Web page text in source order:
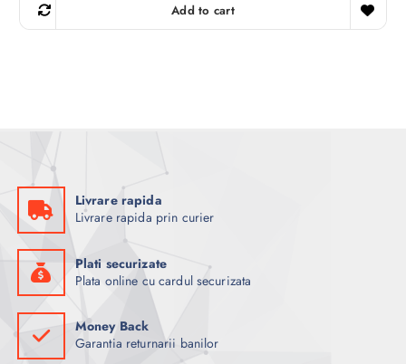
Add to cart
Livrare rapida
Livrare rapida prin curier
Plati securizate
Plata online cu cardul securizata
Money Back
Garantia returnarii banilor